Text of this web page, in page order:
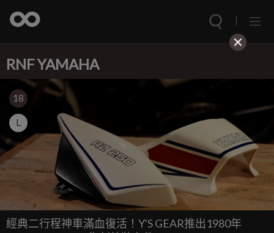
RNF YAMAHA
18
L
經典二行程神車滿血復活！Y'S GEAR推出1980年